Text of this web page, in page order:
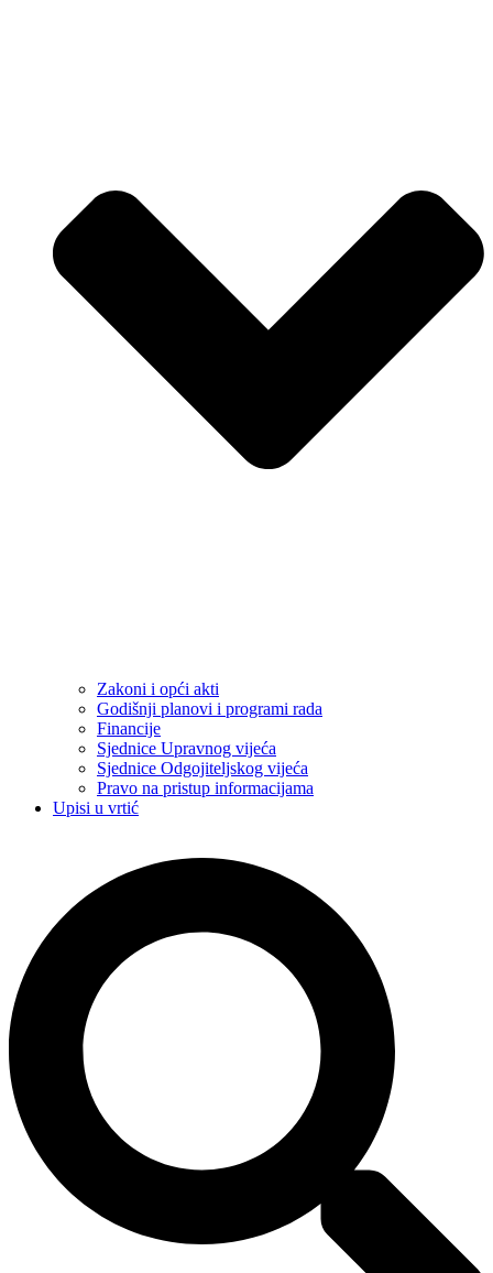
Zakoni i opći akti
Godišnji planovi i programi rada
Financije
Sjednice Upravnog vijeća
Sjednice Odgojiteljskog vijeća
Pravo na pristup informacijama
Upisi u vrtić